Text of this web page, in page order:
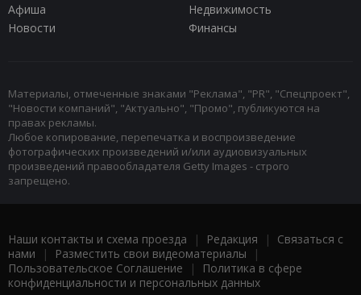
Афиша
Недвижимость
Новости
Финансы
Материалы, отмеченные знаками "Реклама", "PR", "Спецпроект",
"Новости компаний", "Актуально", "Промо", публикуются на
правах рекламы.
Любое копирование, перепечатка и воспроизведение
фотографических произведений и/или аудиовизуальных
произведений правообладателя Getty Images - строго
запрещено.
Наши контакты и схема проезда | Редакция | Связаться с
нами | Разместить свои видеоматериалы |
Пользовательское Соглашение |
Политика в сфере
конфиденциальности и персональных данных